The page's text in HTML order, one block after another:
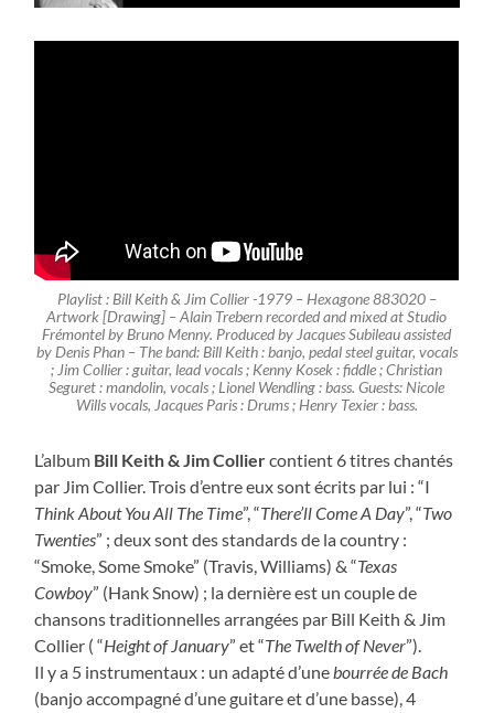
Playlist : Bill Keith & Jim Collier -1979 – Hexagone 883020 –
Artwork [Drawing] – Alain Trebern recorded and mixed at Studio
Frémontel by Bruno Menny. Produced by Jacques Subileau assisted
by Denis Phan – The band: Bill Keith : banjo, pedal steel guitar, vocals
; Jim Collier : guitar, lead vocals ; Kenny Kosek : fiddle ; Christian
Seguret : mandolin, vocals ; Lionel Wendling : bass. Guests: Nicole
Wills vocals, Jacques Paris : Drums ; Henry Texier : bass.
L’album Bill Keith & Jim Colliercontient 6 titres chantés
par Jim Collier. Trois d’entre eux sont écrits par lui : “I
Think About You All The Time”, “There’ll Come A Day”, “Two
Twenties” ; deux sont des standards de la country :
“Smoke, Some Smoke” (Travis, Williams) & “Texas
Cowboy” (Hank Snow) ; la dernière est un couple de
chansons traditionnelles arrangées par Bill Keith & Jim
Collier ( “Height of January” et “The Twelth of Never”).
Il y a 5 instrumentaux : un adapté d’unebourrée de Bach
(banjo accompagné d’une guitare et d’une basse), 4